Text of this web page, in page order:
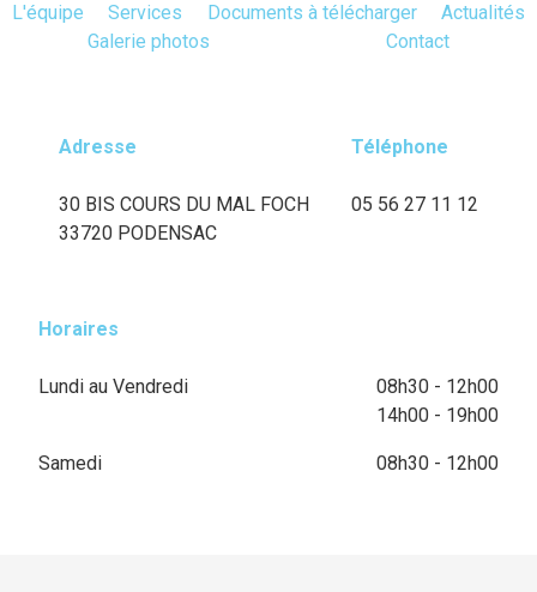
L'équipe Services Documents à télécharger
Actualités
Galerie photos
Contact
Adresse
30 BIS COURS DU MAL FOCH
33720 PODENSAC
Téléphone
05 56 27 11 12
Horaires
Lundi au Vendredi
08h30 - 12h00
14h00 - 19h00
Samedi 08h30 - 12h00